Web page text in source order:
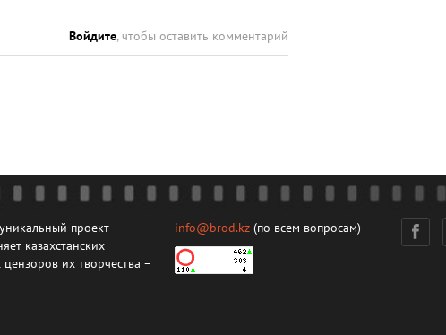
Войдите, чтобы оставить комментарий
проект
казахстанских
их творчества –
info@brod.kz (по всем вопросам)